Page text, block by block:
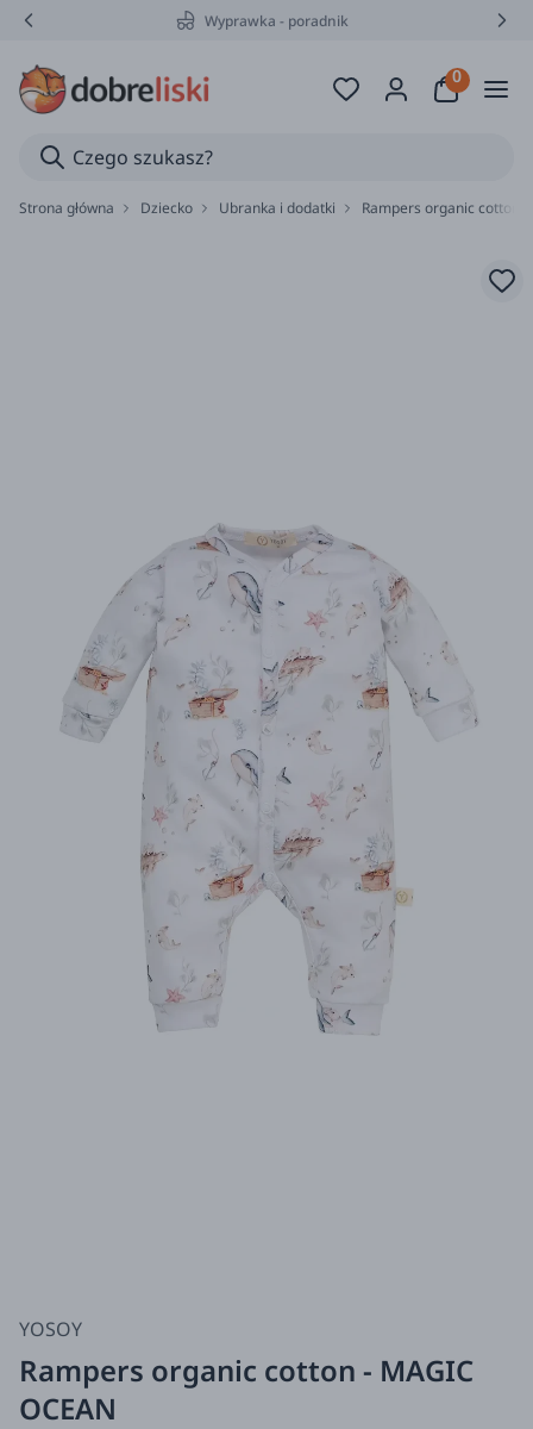
Wyprawka - poradnik
Strona główna Dziecko Ubranka i dodatki Rampers organic cotton -
YOSOY
Rampers organic cotton - MAGIC
OCEAN